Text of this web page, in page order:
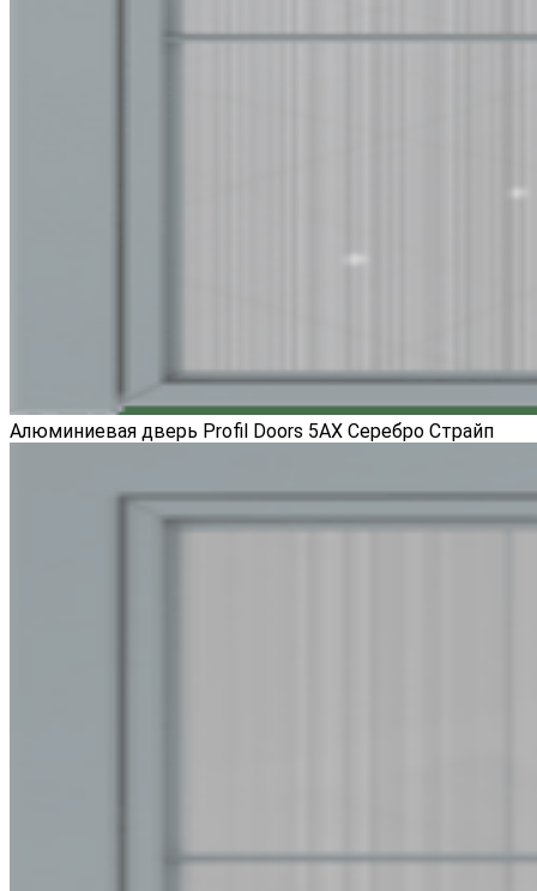
Алюминиевая дверь Profil Doors 5AX Серебро Страйп